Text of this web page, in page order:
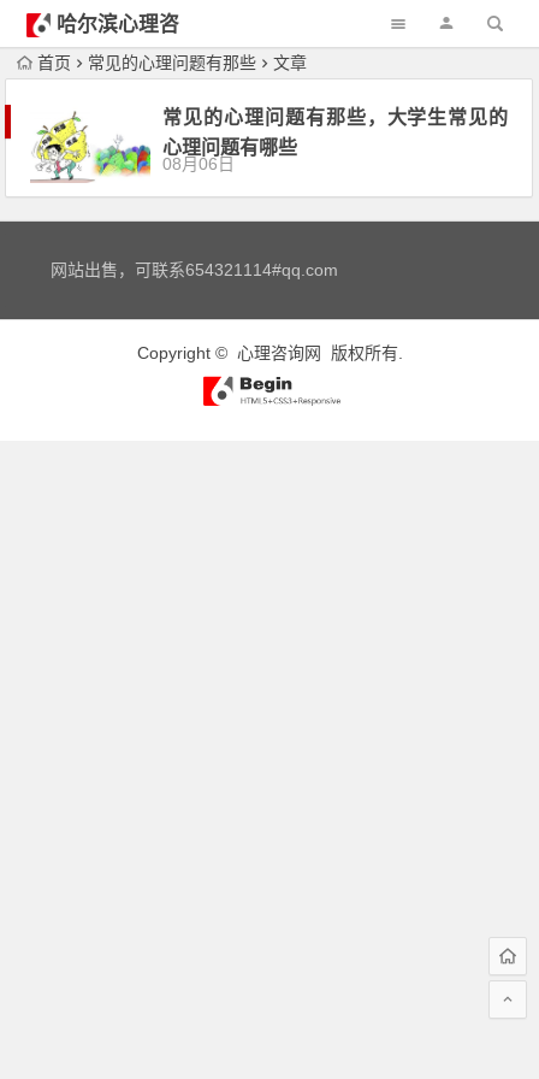
哈尔滨心理咨
询首页 常见的心理问题有那些 文章
常见的心理问题有那些，大学生常见的
心理问题有哪些
08月06日
网站出售，可联系654321114#qq.com
Copyright © 心理咨询网 版权所有.